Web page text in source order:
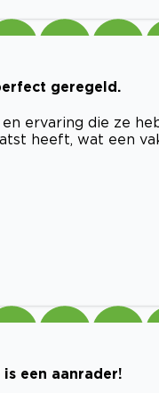
geregeld.
ervaring die ze
heeft, wat een
een aanrader!